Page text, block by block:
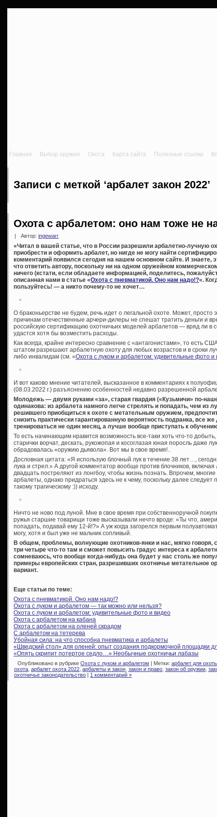
Главная Выбор оружия Охота Карта сайта Полезные ссылки
Записи с меткой ‘арбалет закон 2022’
Охота с арбалетом: оно нам тоже не
Автор: ingewarr
«Читал в вашей статье, что в России разрешили арбалетно-лучную
приобрести и оформить арбалет, но нигде не могу найти
комментарий появился сегодня на нашем основном сайте. И знаете,
что ответить автору, поскольку ни на одном оружейном
ничего (кстати, если обладаете информацией, поделитесь,
описанная нами в статье «Охота с пневматикой. Оно нам надо!?«.
пользуйтесь! — а никто почему-то не хочет…
О браконьерстве не будем, речь идет о легальной охоте. Может, просто
причинам отечественные арчери-дилеры не спешат тратить деньги и
российскую сертификацию охотничьих моделей арбалетов — вряд ли в
удастся хотя бы возместить расходы.
Как всегда, крайне интересно сравнение с «антагонистами», то есть
штатом разрешают арбалетную охоту для любых возрастов и в сроки
либо инвалидам (см. «Охота с луком и арбалетом: удивительные фото и
И вот каково мнение читателей, высказанное в комментариях к
(08.03.2022 г.) разъяснению особенностей недавно разрешенной
Молодежь — двумя руками «за», старая гвардия («Кузьмичи» по-
одинакова: из арбалета намного легче стрелять и попадать, чем из
решившего приобщиться к охоте с метательным оружием,
снизить практически гарантированную вероятность подранка, все
тренироваться не один месяц, а лучше вообще приступать к
То есть начинающим нравится возможность все-таки хоть что-то
старички ворчат, дескать, рукожопая и косоглазая юная поросль даже
обрадовалась «оружию дьявола». Вот мы в свое время!..
Дословная цитата: «Я использую блочный лук в течение 38 лет…,
лука и стрел.» А другой комментатор вообще против блочников,
двадцать постреляют из лонгбоу, чтобы жизнь познать. Впрочем,
арбалеты, однако придраться здесь не к чему, поскольку далее
такому трагическому :)) исходу.
Ничто не ново под луной. Мне в свое время при собственноручной
ружья старшие товарищи тоже высказывали нечто вроде: «Ты что,
попадать, подавай ему 12-й!?» А уж когда загорелся первым
могу, хотя и был уже не мальчик сопливый.
В общем, проблемы, волнующие охотников-янки и нас, мягко говоря,
три четыре что-то там и сможет повысить градус интереса к
сомневаюсь, что вообще когда-нибудь она будет у нас столь же
примеры европейских стран, разрешивших охотничье метательное
вариант.
Еще статьи по теме:
Охота с пневматикой. Оно нам надо!?
Охота с луком и арбалетом — так можно или нельзя?
Охота с луком и арбалетом: удивительные фото и видео
Охота с арбалетом на кабана
Охота с арбалетом на оленей скрадом
С арбалетом на тетерева
Убойная сила: на что способна пневматика и арбалеты
«Шведский стол» для оленей: опыт создания подкормочной площадки
«Опять скрипит потертое седло…» Необычные охотничьи лабазы
Опубликовано в рубрике Охота с луком и арбалетом | Метки: арбалет для
охота арбалет охота 2022 арбалеты и закон закон и право закон об оружии
охотничье законодательство
1 комментарий »